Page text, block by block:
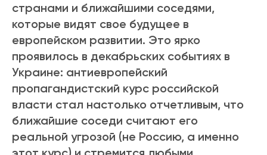
странами и ближайшими соседями,
которые видят свое будущее в
европейском развитии. Это ярко
проявилось в декабрьских событиях в
Украине: антиевропейский
пропагандистский курс российской
власти стал настолько отчетливым, что
ближайшие соседи считают его
реальной угрозой (не Россию, а именно